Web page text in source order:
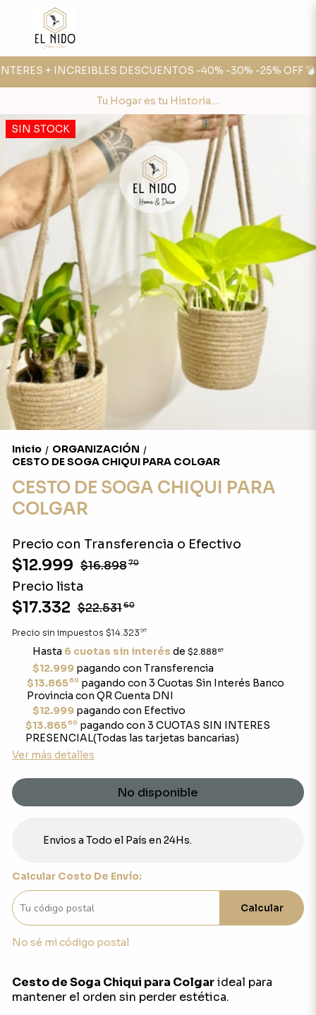
+ INCREIBLES DESCUENTOS -40% -30% -25% OFF 💣
Tu Hogar es tu Historia....
SIN STOCK
Inicio / ORGANIZACIÓN /
CESTO DE SOGA CHIQUI PARA COLGAR
CESTO DE SOGA CHIQUI PARA
COLGAR
Precio con Transferencia o Efectivo
$12.999 $16.89870
Precio lista
$17.332 $22.53160
Precio sin impuestos $14.323 97
Hasta 6 cuotas sin interés de $2.888 67
$12.999pagando con Transferencia
$13.86560 pagando con 3 Cuotas Sin Interés Banco
Provincia con QR Cuenta DNI
$12.999pagando con Efectivo
$13.86560 pagando con 3 CUOTAS SIN INTERES
PRESENCIAL(Todas las tarjetas bancarias)
Ver más detalles
No disponible
Envios a Todo el País en 24Hs.
Calcular Costo De Envío:
Calcular
No sé mi código postal
Cesto de Soga Chiqui para Colgarideal para
mantener el orden sin perder estética.